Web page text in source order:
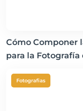
Cómo Componer
para la Fotografía
Fotografias